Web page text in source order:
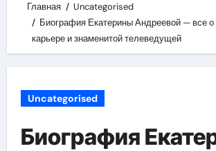
Главная
Uncategorised
Биография Екатерины Андреевой — все о
карьере и знаменитой телеведущей
Uncategorised
Биография